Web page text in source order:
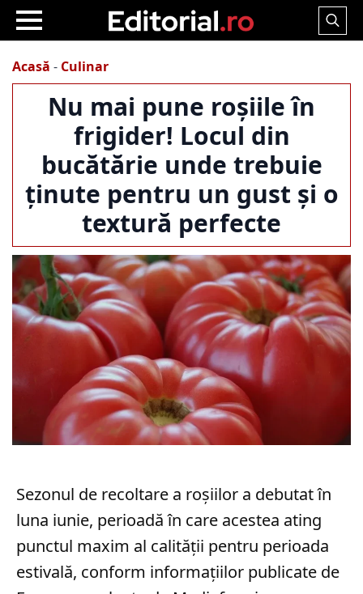
Search
Acasă - Culinar
Nu mai pune roșiile în
frigider! Locul din
bucătărie unde trebuie
ținute pentru un gust și o
textură perfecte
Sezonul de recoltare a roșiilor a debutat în
luna iunie, perioadă în care acestea ating
punctul maxim al calității pentru perioada
estivală, conform informațiilor publicate de